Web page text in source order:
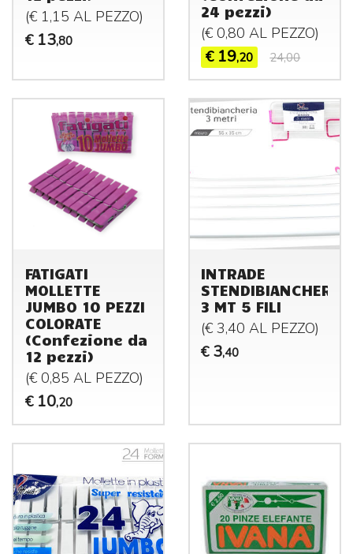
(€ 1,15 AL PEZZO)
€ 13,80
24 pezzi)
(€ 0,80 AL PEZZO)
€ 19,20 24,00
FATIGATI
MOLLETTE
JUMBO 10 PEZZI
COLORATE
(Confezione da
12 pezzi)
(€ 0,85 AL PEZZO)
€ 10,20
INTRADE
STENDIBIANCHERIA
3 MT 5 FILI
(€ 3,40 AL PEZZO)
€ 3,40